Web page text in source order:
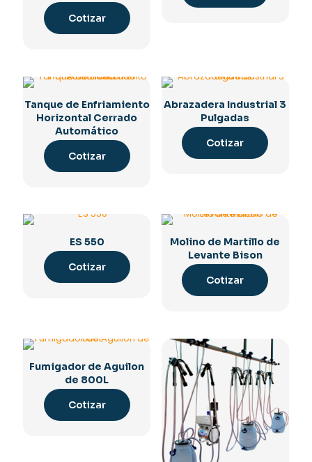
Cotizar
Tanque de Enfriamiento
Horizontal Cerrado
Automático
Cotizar
Abrazadera Industrial 3
Pulgadas
Cotizar
ES 550
Cotizar
Molino de Martillo de
Levante Bison
Cotizar
Fumigador de Aguilon
de 800L
Cotizar